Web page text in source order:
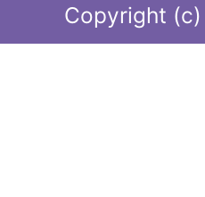
Copyright (c)